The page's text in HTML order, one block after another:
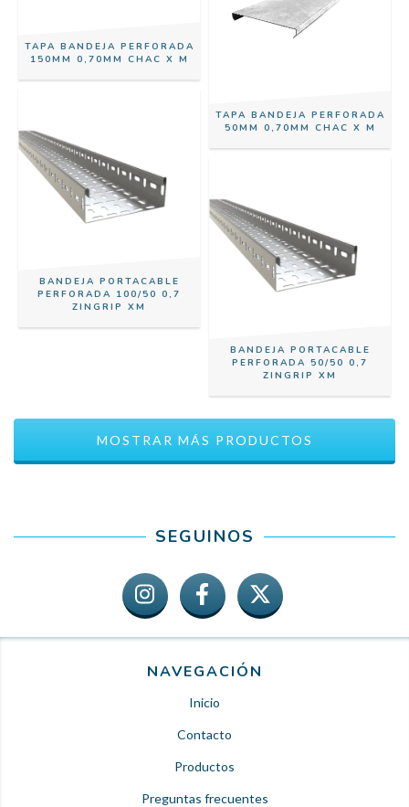
TAPA BANDEJA PERFORADA
150MM 0,70MM CHAC X M
TAPA BANDEJA PERFORADA
50MM 0,70MM CHAC X M
BANDEJA PORTACABLE
PERFORADA 100/50 0,7
ZINGRIP XM
BANDEJA PORTACABLE
PERFORADA 50/50 0,7
ZINGRIP XM
MOSTRAR MÁS PRODUCTOS
SEGUINOS
NAVEGACIÓN
Inicio
Contacto
Productos
Preguntas frecuentes